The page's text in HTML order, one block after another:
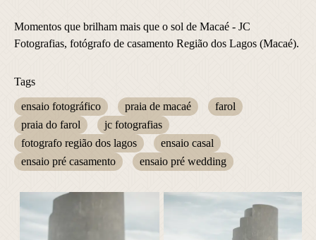
Momentos que brilham mais que o sol de Macaé - JC
Fotografias, fotógrafo de casamento Região dos Lagos (Macaé).
Tags
ensaio fotográfico praia de macaé
farol
praia do farol
jc fotografias
fotografo região dos lagos
ensaio casal
ensaio pré casamento
ensaio pré wedding